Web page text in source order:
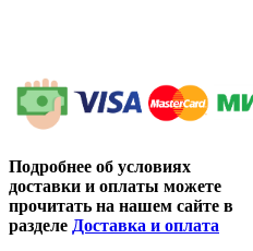
Подробнее об условиях
доставки и оплаты можете
прочитать на нашем сайте в
разделе Доставка и оплата